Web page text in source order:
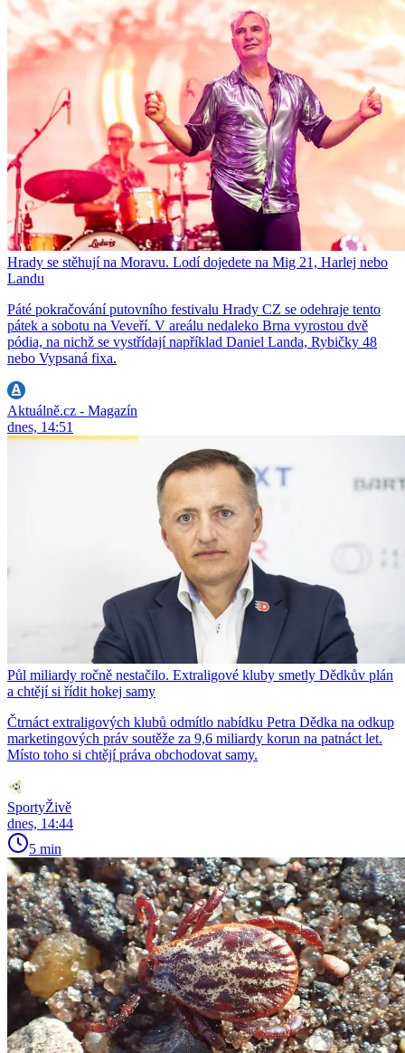
Hrady se stěhují na Moravu. Lodí dojedete na Mig 21, Harlej nebo
Landu
Páté pokračování putovního festivalu Hrady CZ se odehraje tento
pátek a sobotu na Veveří. V areálu nedaleko Brna vyrostou dvě
pódia, na nichž se vystřídají například Daniel Landa, Rybičky 48
nebo Vypsaná fixa.
Aktuálně.cz - Magazín
dnes, 14:51
Půl miliardy ročně nestačilo. Extraligové kluby smetly Dědkův plán
a chtějí si řídit hokej samy
Čtrnáct extraligových klubů odmítlo nabídku Petra Dědka na odkup
marketingových práv soutěže za 9,6 miliardy korun na patnáct let.
Místo toho si chtějí práva obchodovat samy.
SportyŽivě
dnes, 14:44
5 min